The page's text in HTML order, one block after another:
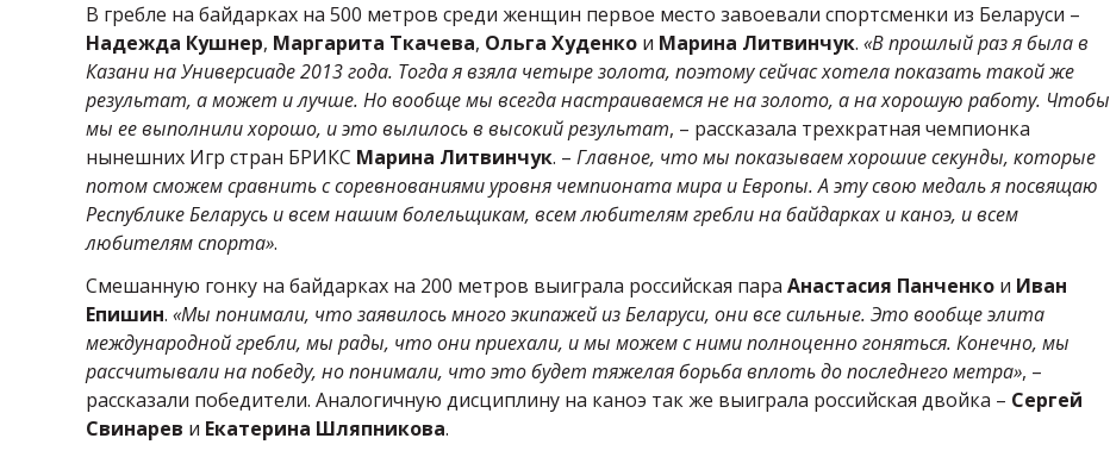
В гребле на байдарках на 500 метров среди женщин первое место завоевали спортсменки из Беларуси –
Надежда Кушнер, Маргарита Ткачева, Ольга Худенко и Марина Литвинчук. «В прошлый раз я была в
Казани на Универсиаде 2013 года. Тогда я взяла четыре золота, поэтому сейчас хотела показать такой же
результат, а может и лучше. Но вообще мы всегда настраиваемся не на золото, а на хорошую работу. Чтобы
мы ее выполнили хорошо, и это вылилось в высокий результат, – рассказала трехкратная чемпионка
нынешних Игр стран БРИКС Марина Литвинчук. – Главное, что мы показываем хорошие секунды, которые
потом сможем сравнить с соревнованиями уровня чемпионата мира и Европы. А эту свою медаль я посвящаю
Республике Беларусь и всем нашим болельщикам, всем любителям гребли на байдарках и каноэ, и всем
любителям спорта».
Смешанную гонку на байдарках на 200 метров выиграла российская пара Анастасия Панченко и Иван
Епишин. «Мы понимали, что заявилось много экипажей из Беларуси, они все сильные. Это вообще элита
международной гребли, мы рады, что они приехали, и мы можем с ними полноценно гоняться. Конечно, мы
рассчитывали на победу, но понимали, что это будет тяжелая борьба вплоть до последнего метра», –
рассказали победители. Аналогичную дисциплину на каноэ так же выиграла российская двойка – Сергей
Свинарев и Екатерина Шляпникова.